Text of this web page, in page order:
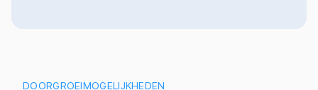
DOORGROEIMOGELIJKHEDEN